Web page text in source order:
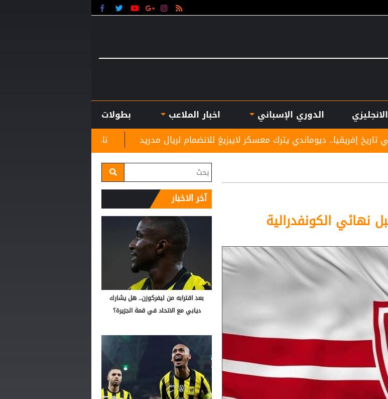
الدوري الإسباني اخبار الملاعب
بطولات
نادي الرمثا يستقبل مدربه الجديد غاسانين
يترك معسكر لايبزيغ للانضمام لريال مدريد
نهائي الكونفدرالية
آخر الاخبار
بعد اقترابه من ليفركوزن.. هل يشارك
ديابي مع الاتحاد في قمة الجزيرة؟